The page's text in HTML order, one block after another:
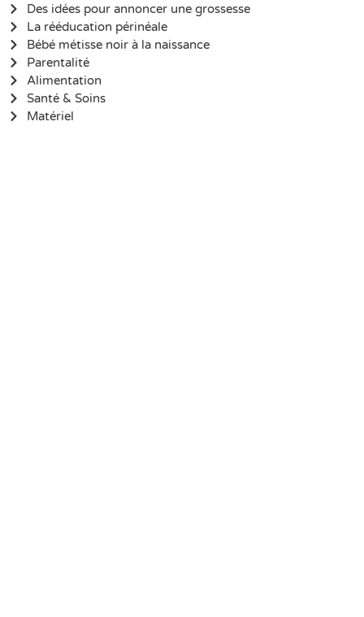
Des idées pour annoncer une grossesse
La rééducation périnéale
Bébé métisse noir à la naissance
Parentalité
Alimentation
Santé & Soins
Matériel